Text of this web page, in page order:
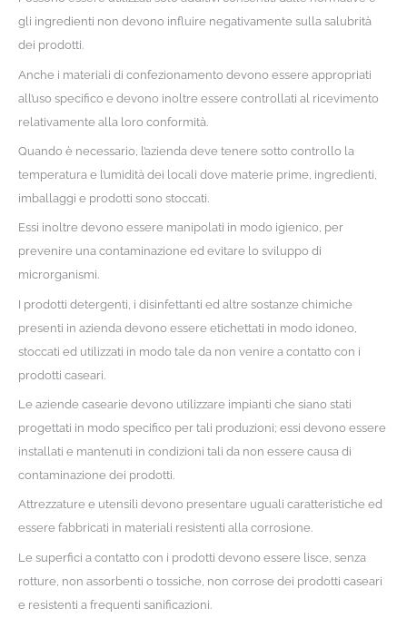
gli ingredienti non devono influire negativamente sulla salubrità
dei prodotti.
Anche i materiali di confezionamento devono essere appropriati
all’uso specifico e devono inoltre essere controllati al ricevimento
relativamente alla loro conformità.
Quando è necessario, l’azienda deve tenere sotto controllo la
temperatura e l’umidità dei locali dove materie prime, ingredienti,
imballaggi e prodotti sono stoccati.
Essi inoltre devono essere manipolati in modo igienico, per
prevenire una contaminazione ed evitare lo sviluppo di
microrganismi.
I prodotti detergenti, i disinfettanti ed altre sostanze chimiche
presenti in azienda devono essere etichettati in modo idoneo,
stoccati ed utilizzati in modo tale da non venire a contatto con i
prodotti caseari.
Le aziende casearie devono utilizzare impianti che siano stati
progettati in modo specifico per tali produzioni; essi devono essere
installati e mantenuti in condizioni tali da non essere causa di
contaminazione dei prodotti.
Attrezzature e utensili devono presentare uguali caratteristiche ed
essere fabbricati in materiali resistenti alla corrosione.
Le superfici a contatto con i prodotti devono essere lisce, senza
rotture, non assorbenti o tossiche, non corrose dei prodotti caseari
e resistenti a frequenti sanificazioni.